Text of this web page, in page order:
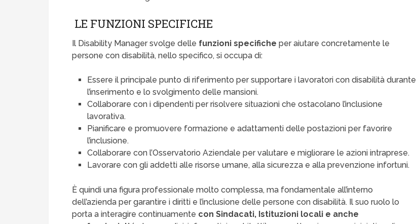
LE FUNZIONI SPECIFICHE
Il Disability Manager svolge delle funzioni specifiche per aiutare concretamente le
persone con disabilità, nello specifico, si occupa di:
Essere il principale punto di riferimento per supportare i lavoratori con disabilità durante
l’inserimento e lo svolgimento delle mansioni.
Collaborare con i dipendenti per risolvere situazioni che ostacolano l’inclusione
lavorativa.
Pianificare e promuovere formazione e adattamenti delle postazioni per favorire
l’inclusione.
Collaborare con l’Osservatorio Aziendale per valutare e migliorare le azioni intraprese.
Lavorare con gli addetti alle risorse umane, alla sicurezza e alla prevenzione infortuni.
È quindi una figura professionale molto complessa, ma fondamentale all’interno
dell’azienda per garantire i diritti e l’inclusione delle persone con disabilità. Il suo ruolo lo
porta a interagire continuamente con Sindacati, Istituzioni locali e anche